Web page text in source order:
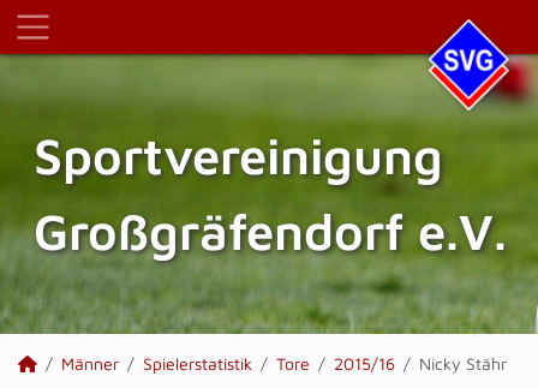
Sportvereinigung
Großgräfendorf e.V.
Männer Spielerstatistik Tore 2015/16 Nicky Stähr